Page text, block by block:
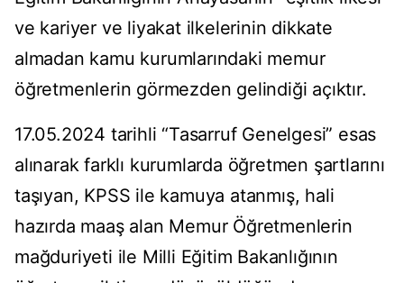
ve kariyer ve liyakat ilkelerinin dikkate
almadan kamu kurumlarındaki memur
öğretmenlerin görmezden gelindiği açıktır.
17.05.2024 tarihli “Tasarruf Genelgesi” esas
alınarak farklı kurumlarda öğretmen şartlarını
taşıyan, KPSS ile kamuya atanmış, hali
hazırda maaş alan Memur Öğretmenlerin
mağduriyeti ile Milli Eğitim Bakanlığının